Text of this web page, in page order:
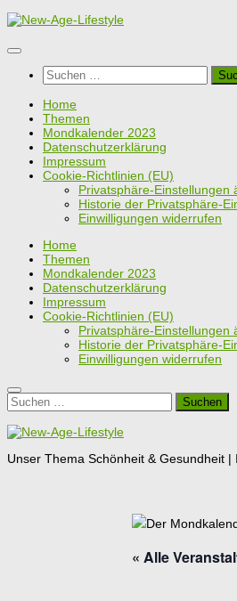
Zum
springen
Suchen
nach:
Home
Themen
Mondkalender 2023
Datenschutzerklärung
Impressum
Cookie-Richtlinien (EU)
Privatsphäre-Einstellungen
Historie der Privatsphäre-
Einwilligungen widerrufen
Home
Themen
Mondkalender 2023
Datenschutzerklärung
Impressum
Cookie-Richtlinien (EU)
Privatsphäre-Einstellungen
Historie der Privatsphäre-
Einwilligungen widerrufen
Suchen
nach:
Unser Thema Schönheit & Gesundheit
« Alle